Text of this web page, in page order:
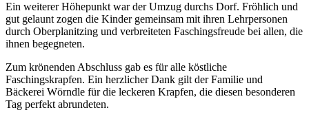
Ein weiterer Höhepunkt war der Umzug durchs Dorf. Fröhlich und
gut gelaunt zogen die Kinder gemeinsam mit ihren Lehrpersonen
durch Oberplanitzing und verbreiteten Faschingsfreude bei allen, die
ihnen begegneten.
Zum krönenden Abschluss gab es für alle köstliche
Faschingskrapfen. Ein herzlicher Dank gilt der Familie und
Bäckerei Wörndle für die leckeren Krapfen, die diesen besonderen
Tag perfekt abrundeten.